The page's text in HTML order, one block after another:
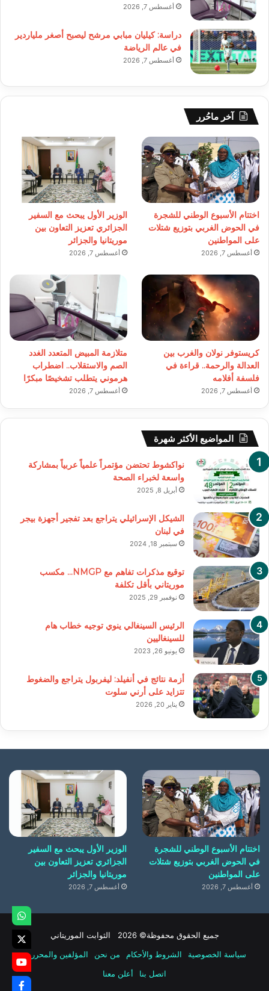
أغسطس 7, 2026
دراسة: كيليان مبابي مرشح ليصبح أصغر ملياردير
في عالم الرياضة
أغسطس 7, 2026
آخر ماحُرر
اختتام الأسبوع الوطني للشجرة
في الحوض الغربي بتوزيع شتلات
على المواطنين
أغسطس 7, 2026
الوزير الأول يبحث مع السفير
الجزائري تعزيز التعاون بين
موريتانيا والجزائر
أغسطس 7, 2026
كريستوفر نولان والغرب بين
العدالة والرحمة.. قراءة في
فلسفة أفلامه
أغسطس 7, 2026
متلازمة المبيض المتعدد الغدد
الصم والاستقلاب.. اضطراب
هرموني يتطلب تشخيصًا مبكرًا
أغسطس 7, 2026
المواضيع الأكثر شهرة
نواكشوط تحتضن مؤتمراً علمياً عربياً بمشاركة
واسعة لخبراء الصحة
أبريل 8, 2025
الشيكل الإسرائيلي يتراجع بعد تفجير أجهزة بيجر
في لبنان
سبتمبر 18, 2024
توقيع مذكرات تفاهم مع NMGP… مكسب
موريتاني بأقل تكلفة
نوفمبر 29, 2025
الرئيس السينغالي ينوي توجيه خطاب هام
للسينغاليين
يونيو 26, 2023
أزمة نتائج في أنفيلد: ليفربول يتراجع والضغوط
تتزايد على أرني سلوت
يناير 20, 2026
اختتام الأسبوع الوطني للشجرة
في الحوض الغربي بتوزيع شتلات
على المواطنين
أغسطس 7, 2026
الوزير الأول يبحث مع السفير
الجزائري تعزيز التعاون بين
موريتانيا والجزائر
أغسطس 7, 2026
جميع الحقوق محفوظة© 2026 الثوابت الموريتاني
سياسة الخصوصية
الشروط والأحكام من نحن
المؤلفين والمحررين
اتصل بنا
أعلن معنا